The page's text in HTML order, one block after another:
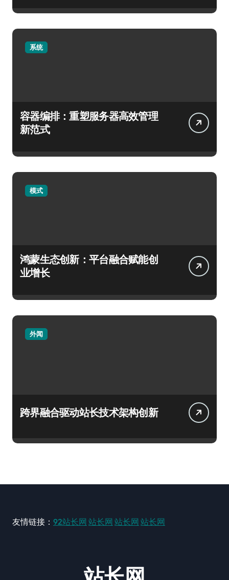
系统
容器编排：重塑服务器高效管理
新范式
模式
鸿蒙生态创新：平台融合赋能创
业增长
外闻
跨界融合驱动站长技术架构创新
友情链接： 92站长网 站长网 站长网 站长网